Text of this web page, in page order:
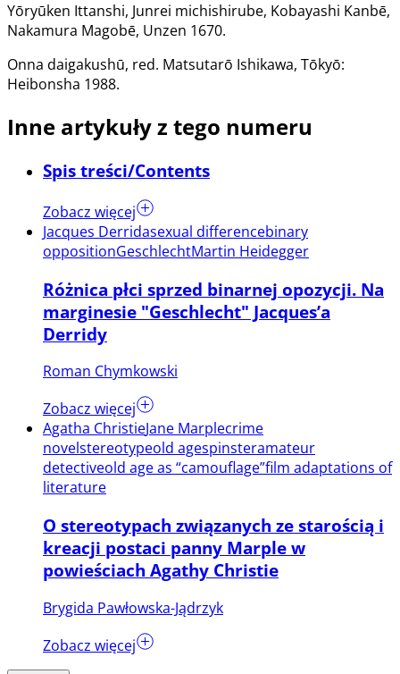
Yōryūken Ittanshi, Junrei michishirube, Kobayashi Kanbē,
Nakamura Magobē, Unzen 1670.
Onna daigakushū, red. Matsutarō Ishikawa, Tōkyō:
Heibonsha 1988.
Inne artykuły z tego numeru
Spis treści/Contents
Zobacz więcej
Jacques Derridasexual differencebinary
oppositionGeschlechtMartin Heidegger
Różnica płci sprzed binarnej opozycji. Na
marginesie "Geschlecht" Jacques’a
Derridy
Roman Chymkowski
Zobacz więcej
Agatha ChristieJane Marplecrime
novelstereotypeold agespinsteramateur
detectiveold age as “camouflage”film adaptations of
literature
O stereotypach związanych ze starością i
kreacji postaci panny Marple w
powieściach Agathy Christie
Brygida Pawłowska-Jądrzyk
Zobacz więcej